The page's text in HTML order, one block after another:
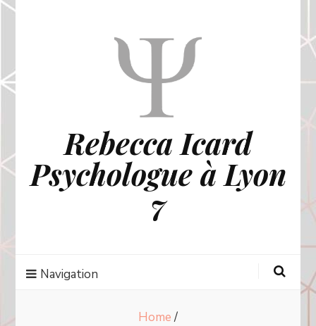
Rebecca Icard
Psychologue à Lyon
7
Navigation
Home /